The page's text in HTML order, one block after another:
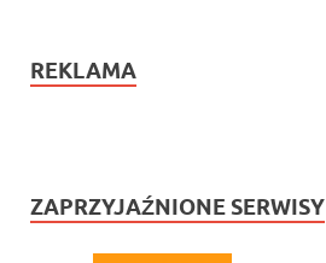
REKLAMA
ZAPRZYJAŹNIONE SERWISY